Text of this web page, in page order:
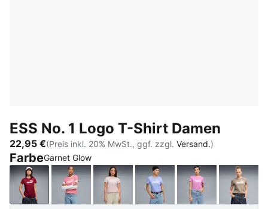
ESS No. 1 Logo T-Shirt Damen
22,95 €(Preis inkl. 20% MwSt., ggf. zzgl. Versand.)
FarbeGarnet Glow
Garnet GlowWild PinkMisty PinkIntense Lavender
Mauve Pop